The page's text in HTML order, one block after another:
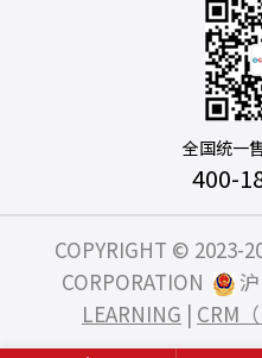
全国统一
400-
COPYRIGHT © 2023-
CORPORATION
LEARNING | CRM